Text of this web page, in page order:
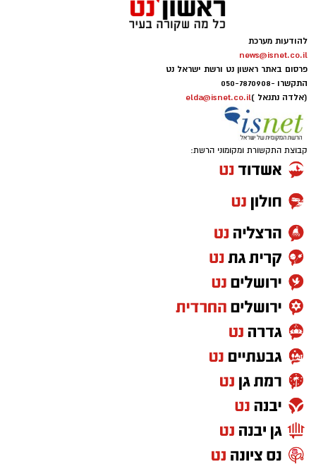
להודעות מערכת
news@isnet.co.il
פרסום באתר ראשון נט ורשת ישראל נט
התקשרו -050-7870908
(אלדה נתנאל )elda@isnet.co.il
קבוצת התקשורת ומקומוני הרשת: